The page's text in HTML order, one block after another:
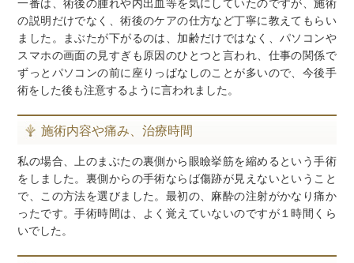
一番は、術後の腫れや内出血等を気にしていたのですが、施術
の説明だけでなく、術後のケアの仕方など丁寧に教えてもらい
ました。まぶたが下がるのは、加齢だけではなく、パソコンや
スマホの画面の見すぎも原因のひとつと言われ、仕事の関係で
ずっとパソコンの前に座りっぱなしのことが多いので、今後手
術をした後も注意するように言われました。
施術内容や痛み、治療時間
私の場合、上のまぶたの裏側から眼瞼挙筋を縮めるという手術
をしました。裏側からの手術ならば傷跡が見えないということ
で、この方法を選びました。最初の、麻酔の注射がかなり痛か
ったです。手術時間は、よく覚えていないのですが１時間くら
いでした。